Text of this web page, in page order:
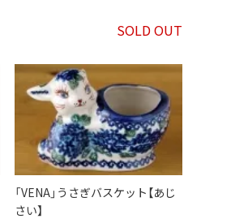
SOLD OUT
「VENA」うさぎバスケット【あじ
さい】